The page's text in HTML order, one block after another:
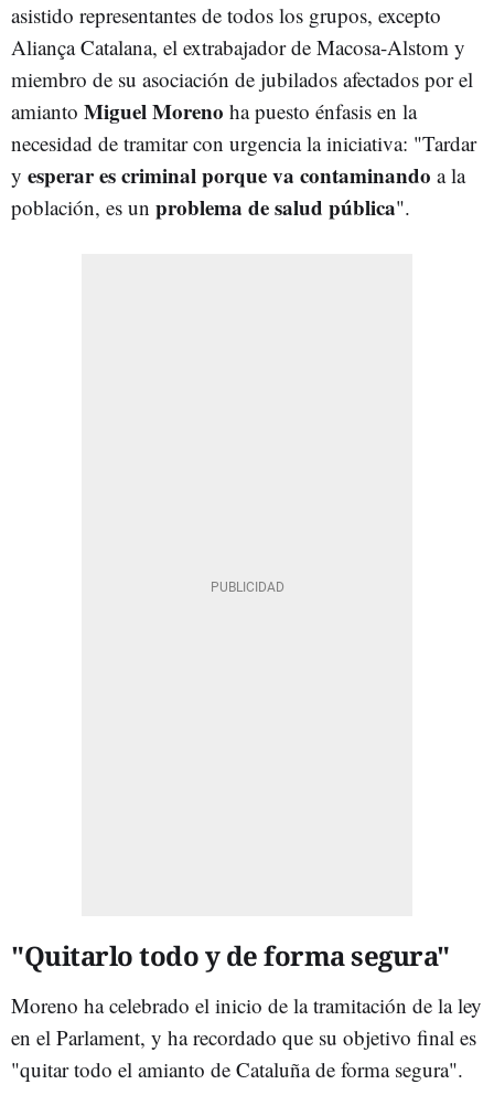
asistido representantes de todos los grupos, excepto
Aliança Catalana, el extrabajador de Macosa-Alstom y
miembro de su asociación de jubilados afectados por el
amianto Miguel Moreno ha puesto énfasis en la
necesidad de tramitar con urgencia la iniciativa: "Tardar
y esperar es criminal porque va contaminando a la
población, es un problema de salud pública".
"Quitarlo todo y de forma segura"
Moreno ha celebrado el inicio de la tramitación de la ley
en el Parlament, y ha recordado que su objetivo final es
"quitar todo el amianto de Cataluña de forma segura".